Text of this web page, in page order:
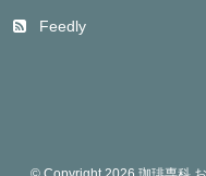
Feedly